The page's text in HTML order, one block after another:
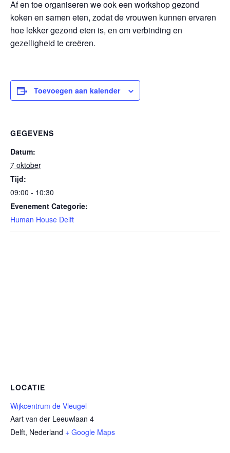
Af en toe organiseren we ook een workshop gezond
koken en samen eten, zodat de vrouwen kunnen ervaren
hoe lekker gezond eten is, en om verbinding en
gezelligheid te creëren.
Toevoegen aan kalender
GEGEVENS
Datum:
7 oktober
Tijd:
09:00 - 10:30
Evenement Categorie:
Human House Delft
LOCATIE
Wijkcentrum de Vleugel
Aart van der Leeuwlaan 4
Delft, Nederland + Google Maps